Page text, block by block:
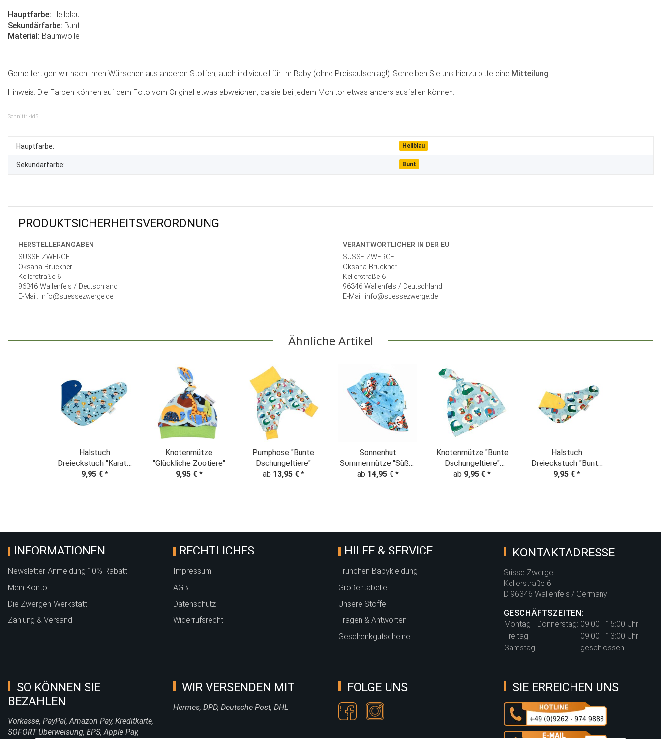
Hauptfarbe: Hellblau
Sekundärfarbe: Bunt
Material: Baumwolle
Gerne fertigen wir nach Ihren Wünschen aus anderen Stoffen; auch individuell für Ihr Baby (ohne Preisaufschlag!). Schreiben Sie uns hierzu bitte eine Mitteilung
Hinweis: Die Farben können auf dem Foto vom Original etwas abweichen, da sie bei jedem Monitor etwas anders ausfallen können.
Schnitt: kid5
Produkteigenschaft
Wert
Hauptfarbe: Hellblau
Sekundärfarbe: Bunt
PRODUKT­SICHER­HEITS­VER­ORD­NUNG
HERSTELLER­ANGABEN
SÜSSE ZWERGE
Oksana Brückner
Kellerstraße 6
96346 Wallenfels / Deutschland
E-Mail: info@suessezwerge.de
VERANTWORT­LICHER IN DER EU
SÜSSE ZWERGE
Oksana Brückner
Kellerstraße 6
96346 Wallenfels / Deutschland
E-Mail: info@suessezwerge.de
Ähnliche Artikel
Halstuch
Dreieckstuch "Karate
Jungs"
9,95 € *
Knotenmütze
"Glückliche Zootiere"
9,95 € *
Pumphose "Bunte
Dschungeltiere"
ab 13,95 € *
Sonnenhut
Sommermütze "Süßer
Indianer Fuchs" Denim
ab 14,95 € *
Knotenmütze "Bunte
Dschungeltiere"
hellblau
ab 9,95 € *
Halstuch
Dreieckstuch "Bunte
Dschungeltiere"
9,95 € *
INFORMATIONEN
Newsletter-Anmeldung 10% Rabatt
Mein Konto
Die Zwergen-Werkstatt
Zahlung & Versand
RECHTLICHES
Impressum
AGB
Datenschutz
Widerrufsrecht
HILFE & SERVICE
Frühchen Babykleidung
Größentabelle
Unsere Stoffe
Fragen & Antworten
Geschenkgutscheine
KONTAKTADRESSE
Süsse Zwerge
Kellerstraße 6
D 96346 Wallenfels / Germany
GESCHÄFTSZEITEN:
Montag - Donnerstag: 09:00 - 15:00 Uhr
Freitag:
09:00 - 13:00 Uhr
Samstag:
geschlossen
SO KÖNNEN SIE
BEZAHLEN
Vorkasse, PayPal, Amazon Pay, Kreditkarte,
SOFORT Überweisung, EPS, Apple Pay,
WIR VERSENDEN MIT
Hermes, DPD, Deutsche Post, DHL
FOLGE UNS SIE ERREICHEN UNS